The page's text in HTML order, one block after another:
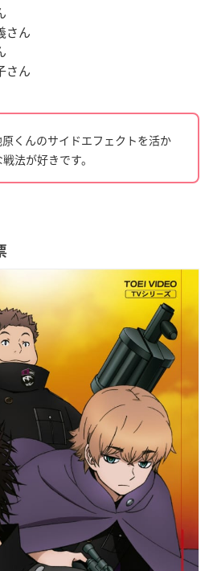
さん
さん
くんのサイドエフェクトを活か
法が好きです。